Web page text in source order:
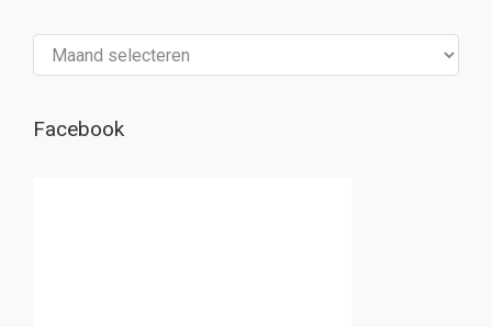
Facebook